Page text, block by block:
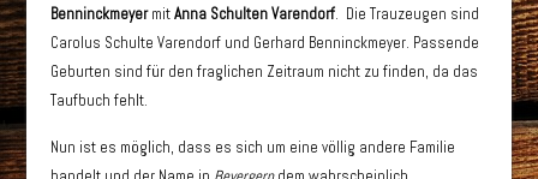
BenninckmeyermitAnna Schulten Varendorf. Die Trauzeugen sind
Carolus Schulte Varendorf und Gerhard Benninckmeyer. Passende
Geburten sind für den fraglichen Zeitraum nicht zu finden, da das
Taufbuch fehlt.
Nun ist es möglich, dass es sich um eine völlig andere Familie